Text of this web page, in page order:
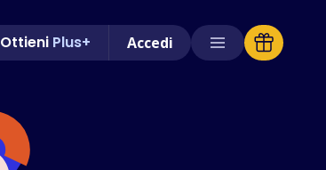
Ottieni Plus+ Accedi